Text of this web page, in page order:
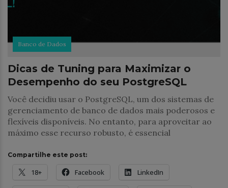
Banco de Dados
Dicas de Tuning para Maximizar o
Desempenho do seu PostgreSQL
Você decidiu usar o PostgreSQL, um dos sistemas de
gerenciamento de banco de dados mais poderosos e
flexíveis disponíveis. No entanto, para aproveitar ao
máximo esse recurso robusto, é essencial
Compartilhe este post:
18+ Facebook LinkedIn